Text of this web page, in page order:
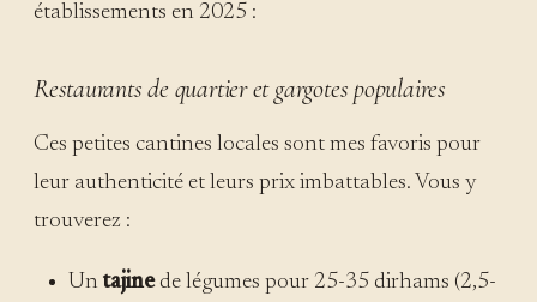
établissements en 2025 :
Restaurants de quartier et gargotes populaires
Ces petites cantines locales sont mes favoris pour
leur authenticité et leurs prix imbattables. Vous y
trouverez :
Un tajinede légumes pour 25-35 dirhams (2,5-